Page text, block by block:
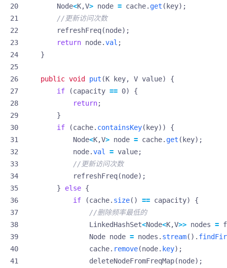
Node<K,V> node = cache. get (key);
//更新访问次数
refreshFreq(node);
return node.val ;
}
public void put (K key, V value)
{
if
(capacity == 0)
{
return;
}
if
(cache. containsKey(key))
{
Node<K,V> node = cache. get (key);
node.val = value;
//更新访问次数
refreshFreq(node);
}
else {
if
(cache. size() == capacity)
{
//删除频率最低的
LinkedHashSet<Node<K,V>> nodes =
Node node = nodes . stream().
cache. remove(node. key);
deleteNodeFromFreqMap(node);